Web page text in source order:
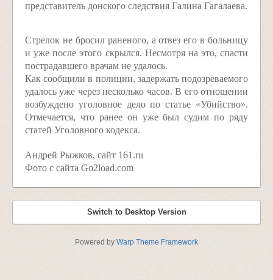
представитель донского следствия Галина Гагалаева.
Стрелок не бросил раненого, а отвез его в больницу
и уже после этого скрылся. Несмотря на это, спасти
пострадавшего врачам не удалось.
Как сообщили в полиции, задержать подозреваемого
удалось уже через несколько часов. В его отношении
возбуждено уголовное дело по статье «Убийство».
Отмечается, что ранее он уже был судим по ряду
статей Уголовного кодекса.
Андрей Рыжков, сайт 161.ru
Фото с сайта Go2load.com
Switch to Desktop Version
Powered by Warp Theme Framework